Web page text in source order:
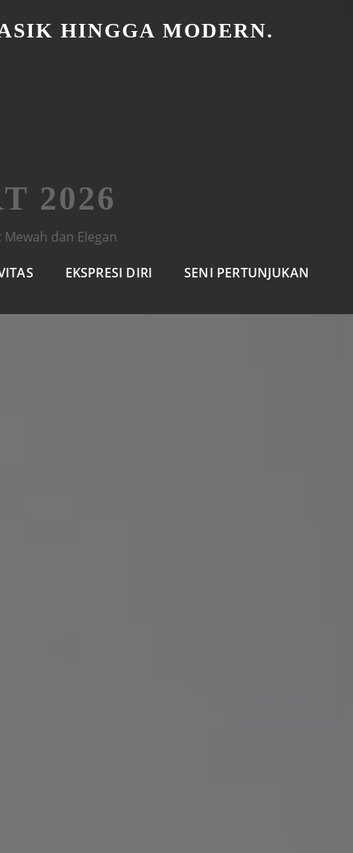
HINGGA MODERN.
EKSPRESI DIRI SENI PERTUNJUKAN
2026
dan Elegan